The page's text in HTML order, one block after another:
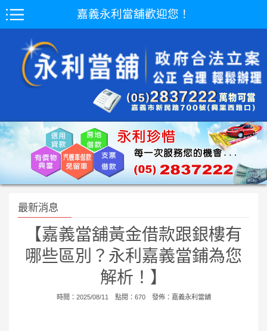
嘉義永利當舖歡迎您！
最新消息
【嘉義當舖黃金借款跟銀樓有
哪些區別？永利嘉義當鋪為您
解析！】
時間：2025/08/11 點閱：670 發佈： 嘉義永利當舖